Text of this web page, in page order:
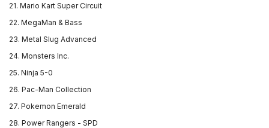
21. Mario Kart Super Circuit
22. MegaMan & Bass
23. Metal Slug Advanced
24. Monsters Inc.
25. Ninja 5-0
26. Pac-Man Collection
27. Pokemon Emerald
28. Power Rangers - SPD